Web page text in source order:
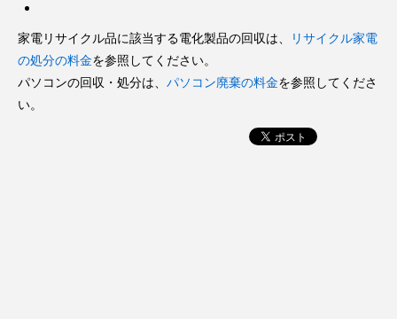
家電リサイクル品に該当する電化製品の回収は、
リサイクル家電
の処分の料金を参照してください。
パソコンの回収・処分は、 パソコン廃棄の料金を参照してくださ
い。